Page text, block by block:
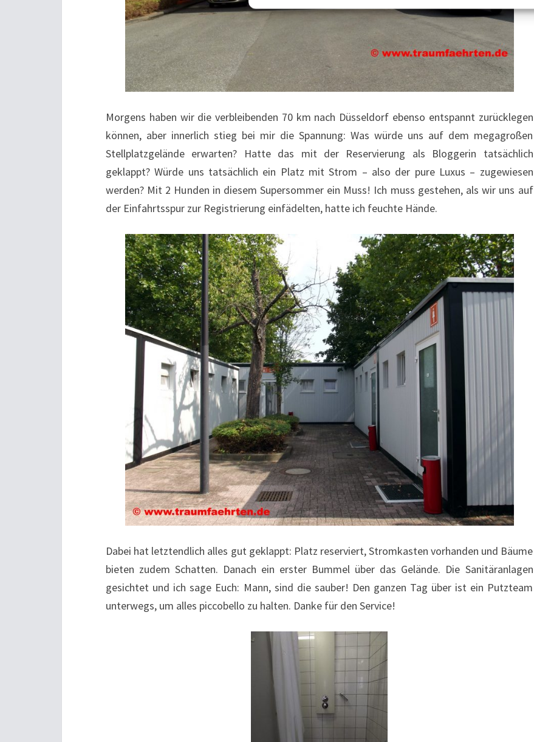
Morgens haben wir die verbleibenden 70 km nach Düsseldorf ebenso entspannt zurücklegen
können, aber innerlich stieg bei mir die Spannung: Was würde uns auf dem megagroßen
Stellplatzgelände erwarten? Hatte das mit der Reservierung als Bloggerin tatsächlich
geklappt? Würde uns tatsächlich ein Platz mit Strom – also der pure Luxus – zugewiesen
werden? Mit 2 Hunden in diesem Supersommer ein Muss! Ich muss gestehen, als wir uns auf
der Einfahrtsspur zur Registrierung einfädelten, hatte ich feuchte Hände.
Dabei hat letztendlich alles gut geklappt: Platz reserviert, Stromkasten vorhanden und Bäume
bieten zudem Schatten. Danach ein erster Bummel über das Gelände. Die Sanitäranlagen
gesichtet und ich sage Euch: Mann, sind die sauber! Den ganzen Tag über ist ein Putzteam
unterwegs, um alles piccobello zu halten. Danke für den Service!